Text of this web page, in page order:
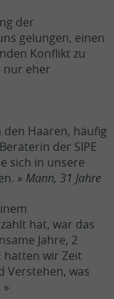
der
gelungen, einen
Konflikt zu
nur eher
den Haaren, häufig
der SIPE
sich in unsere
» Mann, 31 Jahre
hat, war das
Jahre, 2
hatten wir Zeit
Verstehen, was